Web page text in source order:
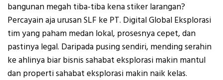
bangunan megah tiba-tiba kena stiker larangan?
Percayain aja urusan SLF ke PT. Digital Global Eksplorasi
tim yang paham medan lokal, prosesnya cepet, dan
pastinya legal. Daripada pusing sendiri, mending serahin
ke ahlinya biar bisnis sahabat eksplorasi makin mantul
dan properti sahabat eksplorasi makin naik kelas.